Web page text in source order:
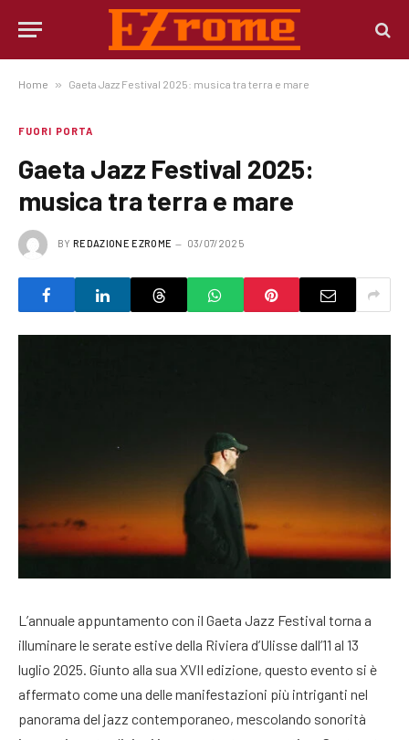
Home » Gaeta Jazz Festival 2025: musica tra terra e mare
FUORI PORTA
Gaeta Jazz Festival 2025:
musica tra terra e mare
BY REDAZIONE EZROME 03/07/2025
L’annuale appuntamento con il Gaeta Jazz Festival torna a
illuminare le serate estive della Riviera d’Ulisse dall’11 al 13
luglio 2025. Giunto alla sua XVII edizione, questo evento si è
affermato come una delle manifestazioni più intriganti nel
panorama del jazz contemporaneo, mescolando sonorità